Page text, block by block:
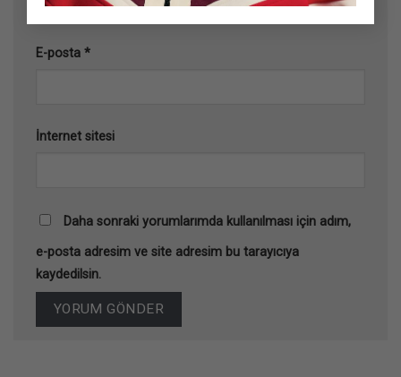
E-posta *
İnternet sitesi
Daha sonraki yorumlarımda kullanılması için adım,
e-posta adresim ve site adresim bu tarayıcıya
kaydedilsin.